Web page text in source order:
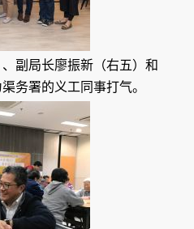
副局长廖振新（右五）和
务署的义工同事打气。